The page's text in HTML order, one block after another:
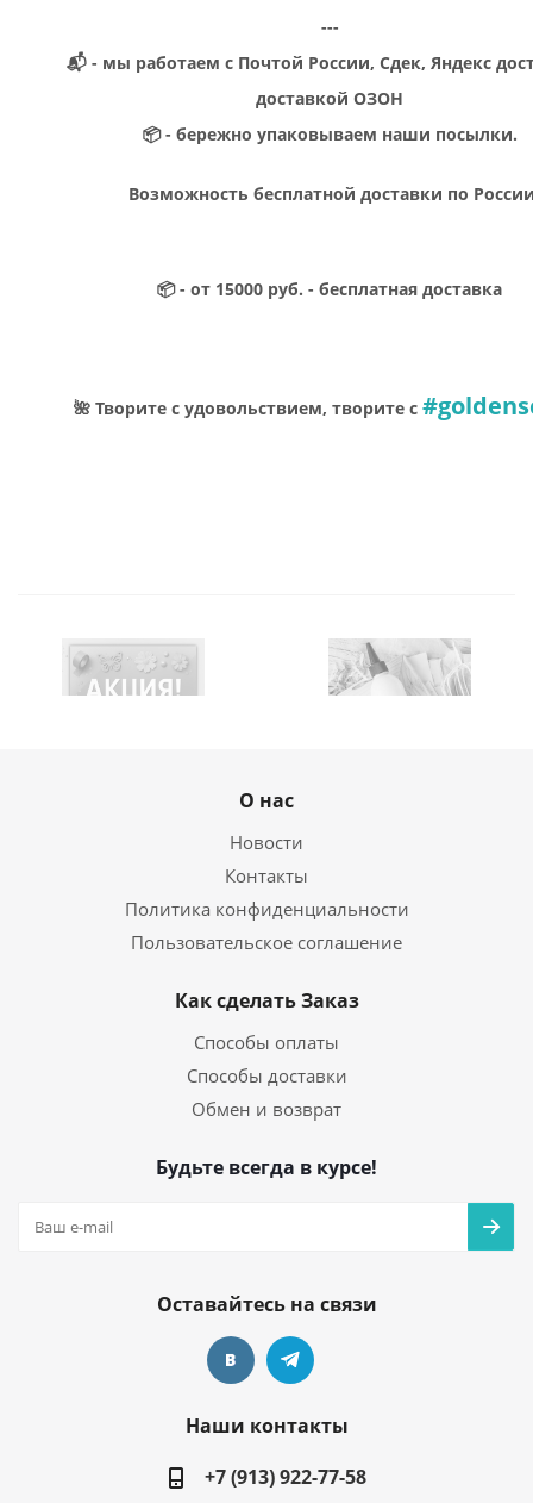
---
📬 - мы работаем с Почтой России, Сдек, Яндекс
доставкой ОЗОН
📦 - бережно упаковываем наши посылки.
Возможность бесплатной доставки по
📦 - от 15000 руб. - бесплатная доставка
🌺 Творите с удовольствием, творите с
О нас
Новости
Контакты
Политика конфиденциальности
Пользовательское соглашение
Как сделать Заказ
Способы оплаты
Способы доставки
Обмен и возврат
Будьте всегда в курсе!
Оставайтесь на связи
Наши контакты
+7 (913) 922-77-58